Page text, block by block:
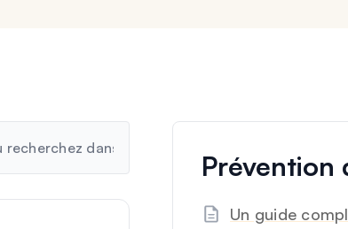
Prévention
Un guide